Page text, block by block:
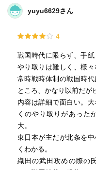
yuyu6629さん
4
戦国時代に限らず、手
やり取りは難しく、様
常時戦時体制の戦国時
ところ、かなり以前だが
内容は詳細で面白い。
くのやり取りがあった
大。
東日本が主だが北条を
くわかる。
織田の武田攻めの際の